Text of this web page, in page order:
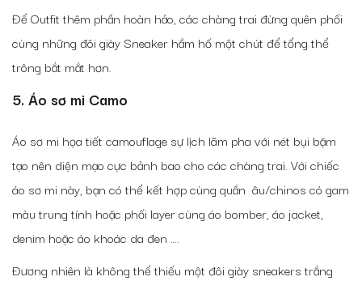
Để Outfit thêm phần hoàn hảo, các chàng trai đừng quên phối
cùng những đôi giày Sneaker hầm hố một chút để tổng thể
trông bắt mắt hơn.
5. Áo sơ mi Camo
Áo sơ mi họa tiết camouflage sự lịch lãm pha với nét bụi bặm
tạo nên diện mạo cực bảnh bao cho các chàng trai. Với chiếc
áo sơ mi này, bạn có thể kết hợp cùng quần âu/chinos có gam
màu trung tính hoặc phối layer cùng áo bomber, áo jacket,
denim hoặc áo khoác da đen ….
Đương nhiên là không thể thiếu một đôi giày sneakers trắng